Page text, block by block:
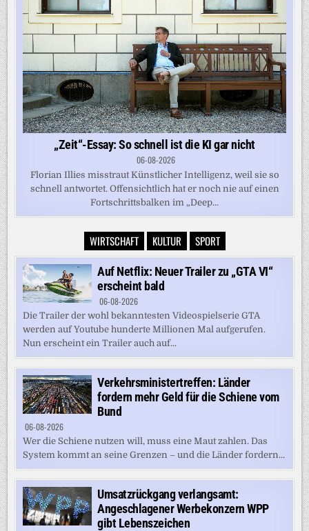
„Zeit“-Essay: So schnell ist die KI gar nicht
06-08-2026
Florian Illies misstraut Künstlicher Intelligenz, weil sie so
schnell antwortet. Offensichtlich hat er noch nie auf einen
Fortschrittsbalken im „Deep...
WIRTSCHAFT KULTUR SPORT
Auf Netflix: Neuer Trailer zu „GTA VI“
erscheint bald
06-08-2026
Die Trailer der wohl bekanntesten Videospielserie GTA
werden auf Youtube hunderte Millionen Mal aufgerufen.
Nun erscheint ein Trailer auch auf...
Verkehrsministertreffen: Länder
fordern mehr Geld für die Schiene vom
Bund
06-08-2026
Wer die Schiene nutzen will, muss eine Maut zahlen. Das
System kommt an seine Grenzen – und die Länder fordern...
Umsatzrückgang verlangsamt:
Angeschlagener Werbekonzern WPP
gibt Lebenszeichen